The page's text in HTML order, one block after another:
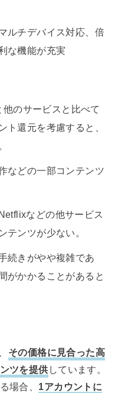
ルチデバイス対応、倍
な機能が充実
他のサービスと比べて
ト還元を考慮すると、
などの一部コンテンツ
などの他サービス
テンツが少ない。
続きがやや複雑であ
がかかることがあると
その価格に見合った高
ツを提供 しています。
場合、 1アカウントに